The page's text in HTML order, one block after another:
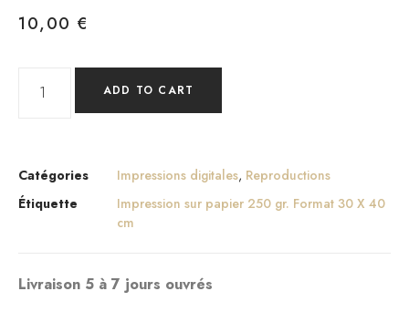
10,00 €
ADD TO CART
Catégories Impressions digitales, Reproductions
Étiquette
Impression sur papier 250 gr. Format 30 X 40
cm
Livraison 5 à 7 jours ouvrés